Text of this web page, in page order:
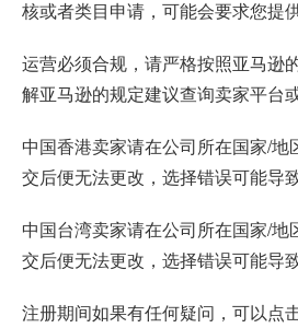
核或者类目申请，可能会要求您提
运营必须合规，请严格按照亚马逊
解亚马逊的规定建议查询卖家平台
中国香港卖家请在公司所在国家/地
交后便无法更改，选择错误可能导
中国台湾卖家请在公司所在国家/地
交后便无法更改，选择错误可能导
注册期间如果有任何疑问，可以点